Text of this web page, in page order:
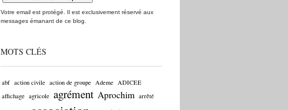
Votre email est protégé. Il est exclusivement réservé aux
messages émanant de ce blog.
MOTS CLÉS
abf action civile action de groupe Ademe ADICEE
affichage agricole agrément Aprochim arrêté